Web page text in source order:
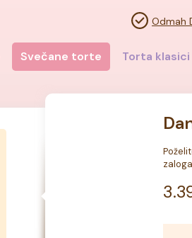
Odmah
Svečane torte Torta klasici